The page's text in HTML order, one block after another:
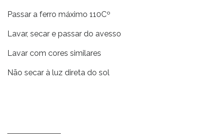
Passar a ferro máximo 110Cº
Lavar, secar e passar do avesso
Lavar com cores similares
Não secar à luz direta do sol